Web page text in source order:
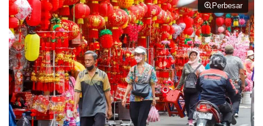
Perbesar